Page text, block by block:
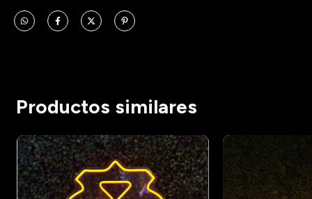
Productos similares